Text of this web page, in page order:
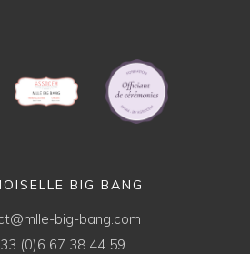
BIG BANG
big-bang.com
(0)6 67 38 44 59